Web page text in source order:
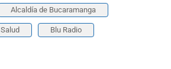
Alcaldía de Bucaramanga
Salud Blu Radio